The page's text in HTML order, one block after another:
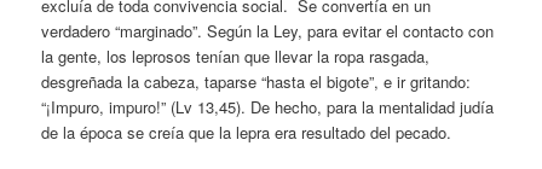
excluía de toda convivencia social. Se convertía en un
verdadero “marginado”. Según la Ley, para evitar el contacto con
la gente, los leprosos tenían que llevar la ropa rasgada,
desgreñada la cabeza, taparse “hasta el bigote”, e ir gritando:
“¡Impuro, impuro!” (Lv 13,45). De hecho, para la mentalidad judía
de la época se creía que la lepra era resultado del pecado.